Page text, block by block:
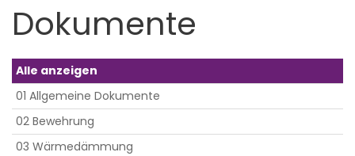
Dokumente
Alle anzeigen
01 Allgemeine Dokumente
02 Bewehrung
03 Wärmedämmung